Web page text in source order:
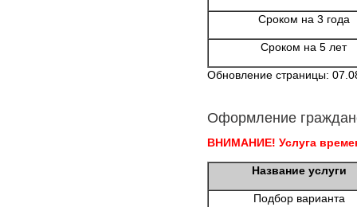
Сроком на 3 года
Сроком на 5 лет
Обновление страницы:
Оформление
ВНИМАНИЕ! Услуга
Название услуги
Подбор варианта